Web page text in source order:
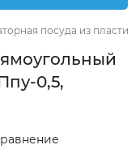
посуда из пластика
0,5,